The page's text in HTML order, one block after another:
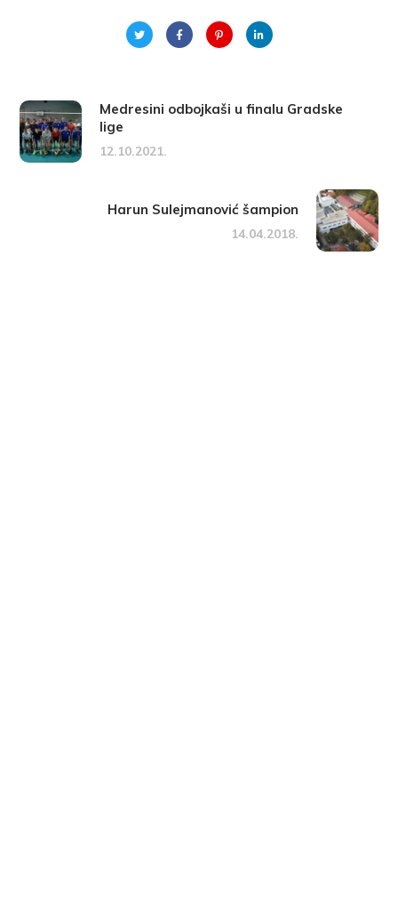
Medresini odbojkaši u finalu Gradske
lige
12.10.2021.
Harun Sulejmanović šampion
14.04.2018.